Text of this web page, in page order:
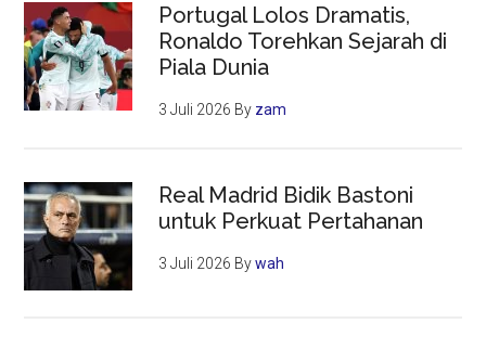
Portugal Lolos Dramatis,
Ronaldo Torehkan Sejarah di
Piala Dunia
3 Juli 2026 By zam
Real Madrid Bidik Bastoni
untuk Perkuat Pertahanan
3 Juli 2026 Bywah